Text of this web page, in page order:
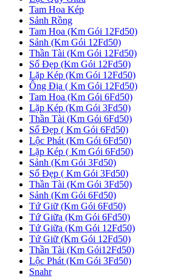
Tam Hoa Kép
Sảnh Rồng
Tam Hoa (Km Gói 12Fd50)
Sảnh (Km Gói 12Fd50)
Thần Tài (Km Gói 12Fd50)
Số Đẹp (Km Gói 12Fd50)
Lặp Kép (Km Gói 12Fd50)
Ông Địa ( Km Gói 12Fd50)
Tam Hoa (Km Gói 6Fd50)
Lặp Kép (Km Gói 3Fd50)
Thần Tài (Km Gói 6Fd50)
Số Đẹp ( Km Gói 6Fd50)
Lộc Phát (Km Gói 6Fd50)
Lặp Kép ( Km Gói 6Fd50)
Sảnh (Km Gói 3Fd50)
Số Đẹp ( Km Gói 3Fd50)
Thần Tài (Km Gói 3Fd50)
Sảnh (Km Gói 6Fd50)
Tứ Giữ (Km Gói 6Fd50)
Tứ Giữa (Km Gói 6Fd50)
Tứ Giữa (Km Gói 12Fd50)
Tứ Giữ (Km Gói 12Fd50)
Thần Tài (Km Gói12Fd50)
Lộc Phát (Km Gói 3Fd50)
Snahr